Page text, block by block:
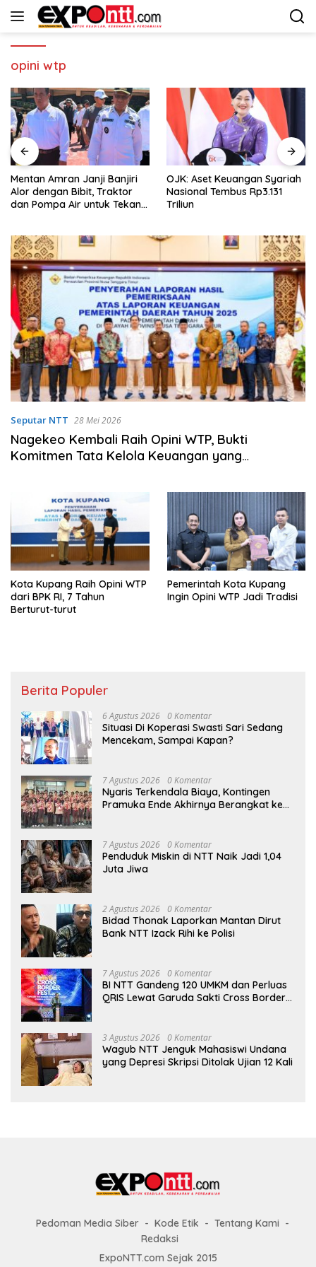
Langsung
opini wtp
Mentan Amran Janji Banjiri
Alor dengan Bibit, Traktor
dan Pompa Air untuk Tekan
OJK: Aset Keuangan Syariah
Nasional Tembus Rp3.131
Triliun
Seputar NTT 28 Mei 2026
Nagekeo Kembali Raih Opini WTP, Bukti
Komitmen Tata Kelola Keuangan yang
Kota Kupang Raih Opini WTP
dari BPK RI, 7 Tahun
Berturut-turut
Pemerintah Kota Kupang
Ingin Opini WTP Jadi Tradisi
Berita Populer
6 Agustus 2026 0 Komentar
Situasi Di Koperasi Swasti Sari Sedang
Mencekam, Sampai Kapan?
7 Agustus 2026 0 Komentar
Nyaris Terkendala Biaya, Kontingen
Pramuka Ende Akhirnya Berangkat ke
7 Agustus 2026 0 Komentar
Penduduk Miskin di NTT Naik Jadi 1,04
Juta Jiwa
2 Agustus 2026 0 Komentar
Bidad Thonak Laporkan Mantan Dirut
Bank NTT Izack Rihi ke Polisi
7 Agustus 2026 0 Komentar
BI NTT Gandeng 120 UMKM dan Perluas
QRIS Lewat Garuda Sakti Cross Border
3 Agustus 2026 0 Komentar
Wagub NTT Jenguk Mahasiswi Undana
yang Depresi Skripsi Ditolak Ujian 12 Kali
Pedoman Media Siber Kode Etik
Tentang Kami
Redaksi
ExpoNTT.com Sejak 2015